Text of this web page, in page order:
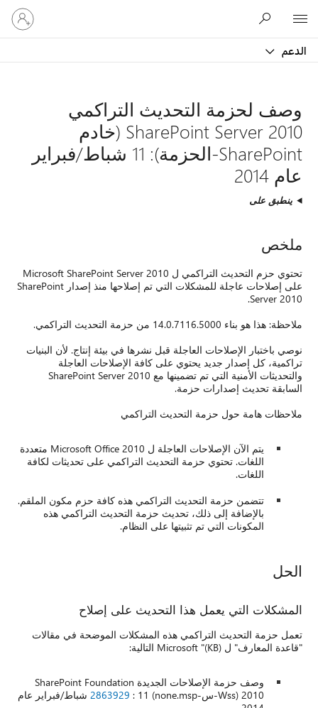
الدعم
تسجيل
الدخول
إلى
وصف لحزمة التحديث التراكمي
SharePoint Server 2010 (خادم
SharePoint-الحزمة): 11 شباط/فبراير
عام 2014
ينطبق على
ملخص
تحتوي حزم التحديث التراكمي ل Microsoft SharePoint Server 2010
على إصلاحات عاجلة للمشكلات التي تم إصلاحها منذ إصدار SharePoint
Server 2010.
ملاحظة: هذا هو بناء 14.0.7116.5000 من حزمة التحديث التراكمي.
نوصي باختبار الإصلاحات العاجلة قبل نشرها في بيئة إنتاج. لأن البنيات
تراكمية، كل إصدار جديد يحتوي على كافة الإصلاحات العاجلة
والتحديثات الأمنية التي تم تضمينها مع SharePoint Server 2010
السابقة تحديث إصدارات حزمة.
ملاحظات هامة حول حزمة التحديث التراكمي
يتم الآن الإصلاحات العاجلة ل Microsoft Office 2010 متعددة
اللغات. تحتوي حزمة التحديث التراكمي على تحديثات لكافة
اللغات.
تتضمن حزمة التحديث التراكمي هذه كافة حزم مكون الملقم.
بالإضافة إلى ذلك، تحديث حزمة التحديث التراكمي هذه
المكونات التي تم تثبيتها على النظام.
الحل
المشكلات التي يعمل هذا التحديث على إصلاح
تعمل حزمة التحديث التراكمي هذه المشكلات الموضحة في مقالات
"قاعدة المعارف" ل Microsoft "(KB) التالية:
وصف حزمة الإصلاحات الجديدة SharePoint Foundation
2010 (Wss-س-none.msp)
2863929 : 11 شباط/فبراير عام